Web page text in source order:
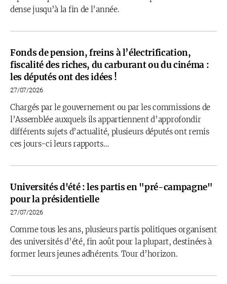
dense jusqu’à la fin de l’année.
Fonds de pension, freins à l’électrification,
fiscalité des riches, du carburant ou du cinéma :
les députés ont des idées !
27/07/2026
Chargés par le gouvernement ou par les commissions de
l’Assemblée auxquels ils appartiennent d’approfondir
différents sujets d’actualité, plusieurs députés ont remis
ces jours-ci leurs rapports…
Universités d'été : les partis en "pré-campagne"
pour la présidentielle
27/07/2026
Comme tous les ans, plusieurs partis politiques organisent
des universités d’été, fin août pour la plupart, destinées à
former leurs jeunes adhérents. Tour d’horizon.